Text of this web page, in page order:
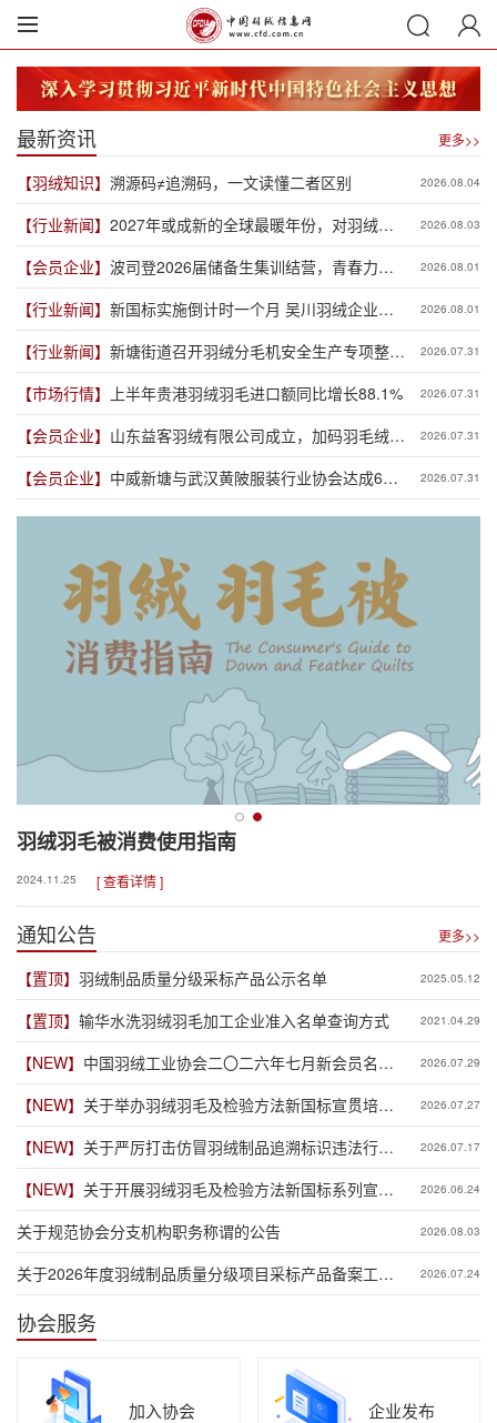
最新资讯 更多>>
【羽绒知识】 溯源码≠追溯码，一文读懂二者区别 2026.08.04
【行业新闻】 2027年或成新的全球最暖年份，对羽绒产
业有何影响？
2026.08.03
【会员企业】 波司登2026届储备生集训结营，青春力量
赋能品牌新程
2026.08.01
【行业新闻】 新国标实施倒计时一个月 吴川羽绒企业集
体“抢跑”新规
2026.08.01
【行业新闻】 新塘街道召开羽绒分毛机安全生产专项整治
推进会
2026.07.31
【市场行情】 上半年贵港羽绒羽毛进口额同比增长88.1% 2026.07.31
【会员企业】 山东益客羽绒有限公司成立，加码羽毛绒制
品全产业链布局
2026.07.31
【会员企业】 中威新塘与武汉黄陂服装行业协会达成6亿
元供应链专项授信合作
2026.07.31
羽绒羽毛被消费使用指南
2024.11.25 [ 查看详情 ]
通知公告 更多>>
【置顶】 羽绒制品质量分级采标产品公示名单 2025.05.12
【置顶】 输华水洗羽绒羽毛加工企业准入名单查询方式 2021.04.29
【NEW】 中国羽绒工业协会二〇二六年七月新会员名单
公示
2026.07.29
【NEW】 关于举办羽绒羽毛及检验方法新国标宣贯培训
班（六安场）的通知
2026.07.27
【NEW】 关于严厉打击仿冒羽绒制品追溯标识违法行为
的通告
2026.07.17
【NEW】 关于开展羽绒羽毛及检验方法新国标系列宣贯
培训工作预报名通知
2026.06.24
关于规范协会分支机构职务称谓的公告 2026.08.03
关于2026年度羽绒制品质量分级项目采标产品备案工作
的通知
2026.07.24
协会服务
加入协会 企业发布